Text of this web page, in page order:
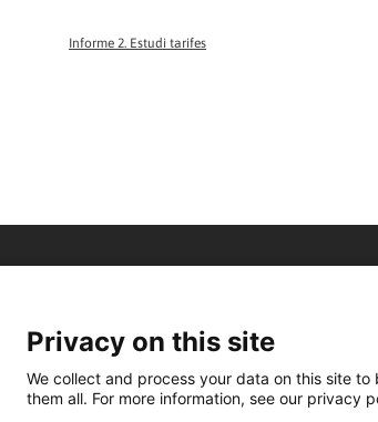
Informe 2. Estudi tarifes
Privacy on this site
We collect and process your data on this site
them all. For more information, see our privacy